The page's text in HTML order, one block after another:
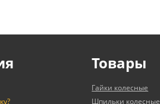
Товары
Гайки колесные
Шпильки колесные